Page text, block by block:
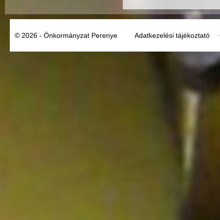
© 2026 - Önkormányzat Perenye Adatkezelési tájékoztató